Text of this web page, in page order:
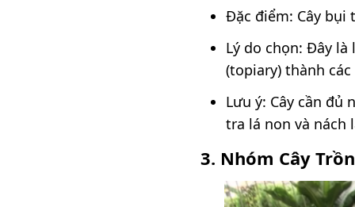
Đặc điểm: Cây bụi
Lý do chọn: Đây
(topiary) thành
Lưu ý: Cây cần đủ
tra lá non và nách
3. Nhóm Cây